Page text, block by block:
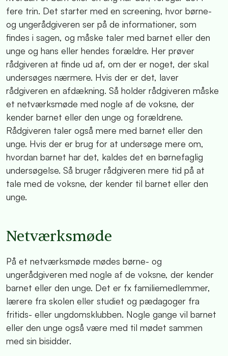
fere trin. Det starter med en screening, hvor børne-
og ungerådgiveren ser på de informationer, som
findes i sagen, og måske taler med barnet eller den
unge og hans eller hendes forældre. Her prøver
rådgiveren at finde ud af, om der er noget, der skal
undersøges nærmere. Hvis der er det, laver
rådgiveren en afdækning. Så holder rådgiveren måske
et netværksmøde med nogle af de voksne, der
kender barnet eller den unge og forældrene.
Rådgiveren taler også mere med barnet eller den
unge. Hvis der er brug for at undersøge mere om,
hvordan barnet har det, kaldes det en børnefaglig
undersøgelse. Så bruger rådgiveren mere tid på at
tale med de voksne, der kender til barnet eller den
unge.
Netværksmøde
På et netværksmøde mødes børne- og
ungerådgiveren med nogle af de voksne, der kender
barnet eller den unge. Det er fx familiemedlemmer,
lærere fra skolen eller studiet og pædagoger fra
fritids- eller ungdomsklubben. Nogle gange vil barnet
eller den unge også være med til mødet sammen
med sin bisidder.